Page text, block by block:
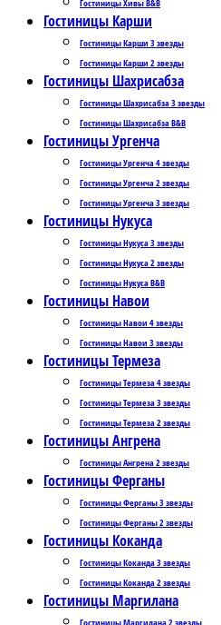
Гостиницы Карши
Гостиницы Карши 3 звезды
Гостиницы Карши 2 звезды
Гостиницы Шахрисабза
Гостиницы Шахрисабза 3 звезды
Гостиницы Шахрисабза B&B
Гостиницы Ургенча
Гостиницы Ургенча 4 звезды
Гостиницы Ургенча 2 звезды
Гостиницы Ургенча 3 звезды
Гостиницы Нукуса
Гостиницы Нукуса 3 звезды
Гостиницы Нукуса 2 звезды
Гостиницы Нукуса B&B
Гостиницы Навои
Гостиницы Навои 4 звезды
Гостиницы Навои 3 звезды
Гостиницы Термеза
Гостиницы Термеза 4 звезды
Гостиницы Термеза 3 звезды
Гостиницы Термеза 2 звезды
Гостиницы Ангрена
Гостиницы Ангрена 2 звезды
Гостиницы Ферганы
Гостиницы Ферганы 3 звезды
Гостиницы Ферганы 2 звезды
Гостиницы Коканда
Гостиницы Коканда 3 звезды
Гостиницы Коканда 2 звезды
Гостиницы Маргилана
Гостиницы Маргилана 2 звезды